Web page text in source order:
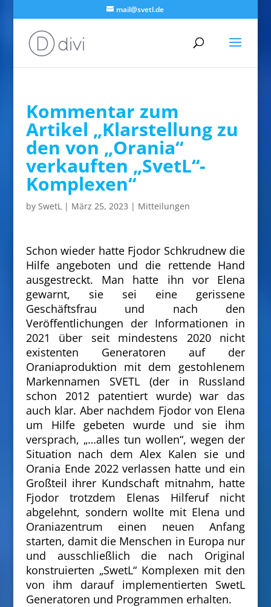
mail@svetl.de
Kommentar zum
Artikel „Klarstellung zu
den von „Orania“
verkauften „SvetL“-
Komplexen“
by SwetL| März 25, 2023 | Mitteilungen
Schon wieder hatte Fjodor Schkrudnew die
Hilfe angeboten und die rettende Hand
ausgestreckt. Man hatte ihn vor Elena
gewarnt, sie sei eine gerissene
Geschäftsfrau und nach den
Veröffentlichungen der Informationen in
2021 über seit mindestens 2020 nicht
existenten Generatoren auf der
Oraniaproduktion mit dem gestohlenem
Markennamen SVETL (der in Russland
schon 2012 patentiert wurde) war das
auch klar. Aber nachdem Fjodor von Elena
um Hilfe gebeten wurde und sie ihm
versprach, „…alles tun wollen“, wegen der
Situation nach dem Alex Kalen sie und
Orania Ende 2022 verlassen hatte und ein
Großteil ihrer Kundschaft mitnahm, hatte
Fjodor trotzdem Elenas Hilferuf nicht
abgelehnt, sondern wollte mit Elena und
Oraniazentrum einen neuen Anfang
starten, damit die Menschen in Europa nur
und ausschließlich die nach Original
konstruierten „SwetL“ Komplexen mit den
von ihm darauf implementierten SwetL
Generatoren und Programmen erhalten.